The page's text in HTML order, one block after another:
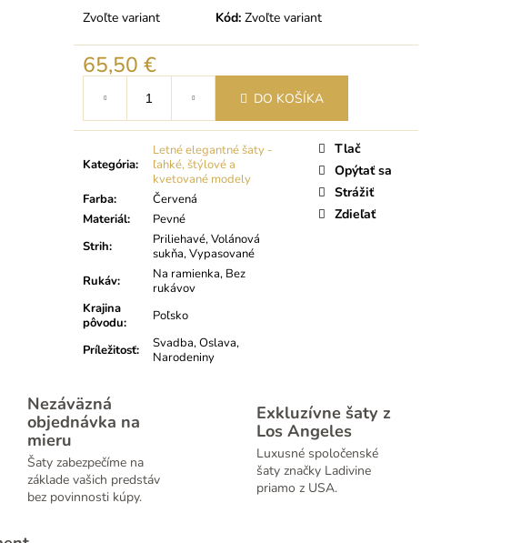
Zvoľte variant Kód: Zvoľte variant
65,50 €
cena:
DO KOŠÍKA
Kategória:
Letné elegantné šaty -
ľahké, štýlové a
kvetované modely
Farba:
Červená
Materiál:
Pevné
Strih:
Priliehavé, Volánová
sukňa, Vypasované
Rukáv:
Na ramienka, Bez
rukávov
Krajina
pôvodu: Poľsko
Príležitosť:
Svadba, Oslava,
Narodeniny
Tlač
Opýtať sa
Strážiť
Zdieľať
Nezáväzná
objednávka na
mieru
Šaty zabezpečíme na
základe vašich predstáv
bez povinnosti kúpy.
Exkluzívne šaty z
Los Angeles
Luxusné spoločenské
šaty značky Ladivine
priamo z USA.